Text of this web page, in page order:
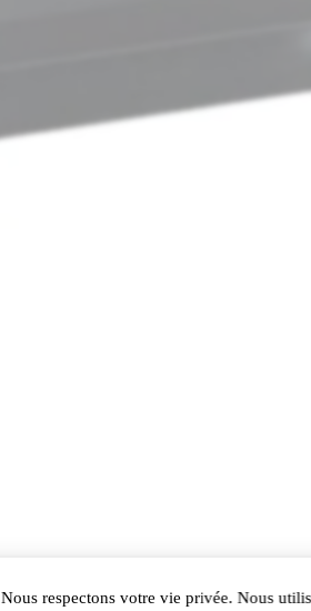
Nous respectons votre vie privée. Nous